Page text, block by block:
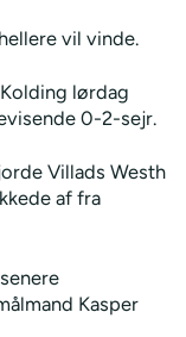
vil vinde.
lørdag
0-2-sejr.
Villads Westh
af fra
Kasper